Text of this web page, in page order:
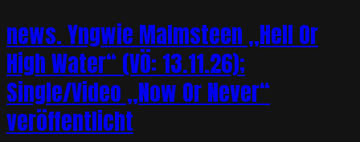
news. Yngwie Malmsteen „Hell Or
High Water“ (VÖ: 13.11.26);
Single/Video „Now Or Never“
veröffentlicht